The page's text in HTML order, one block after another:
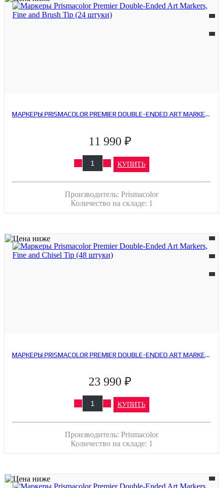
МАРКЕРЫ PRISMACOLOR PREMIER DOUBLE-ENDED ART MARKERS, FINE AND BRUSH TIP (24 ШТУКИ)
11 990 ₽
КУПИТЬ
Производитель: Prismacolor
Количество на складе: 1
МАРКЕРЫ PRISMACOLOR PREMIER DOUBLE-ENDED ART MARKERS, FINE AND CHISEL TIP (48 ШТУКИ)
23 990 ₽
КУПИТЬ
Производитель: Prismacolor
Количество на складе: 1